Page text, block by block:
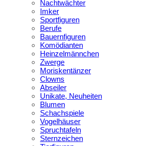
Nachtwächter
Imker
Sportfiguren
Berufe
Bauernfiguren
Komödianten
Heinzelmännchen
Zwerge
Moriskentänzer
Clowns
Abseiler
Unikate, Neuheiten
Blumen
Schachspiele
Vogelhäuser
Spruchtafeln
Sternzeichen